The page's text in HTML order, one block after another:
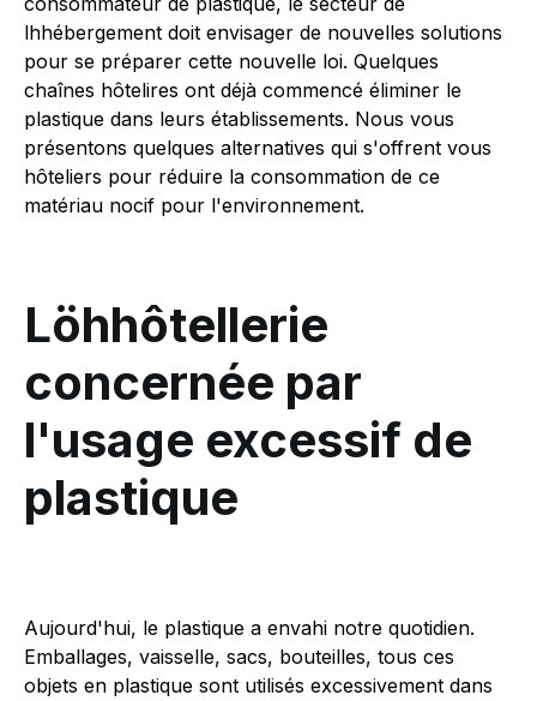
lhhébergement doit envisager de nouvelles solutions
pour se préparer cette nouvelle loi. Quelques
chaînes hôtelires ont déjà commencé éliminer le
plastique dans leurs établissements. Nous vous
présentons quelques alternatives qui s'offrent vous
hôteliers pour réduire la consommation de ce
matériau nocif pour l'environnement.
Löhhôtellerie
concernée par
l'usage excessif de
plastique
Aujourd'hui, le plastique a envahi notre quotidien.
Emballages, vaisselle, sacs, bouteilles, tous ces
objets en plastique sont utilisés excessivement dans